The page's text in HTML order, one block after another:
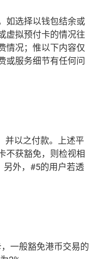
如选择以钱包结余或
虚拟预付卡的情况往
情况；惟以下内容仅
或服务细节有任何问
并以之付款。上述平
不获豁免，则检视相
另外，#5的用户若透
一般豁免港币交易的